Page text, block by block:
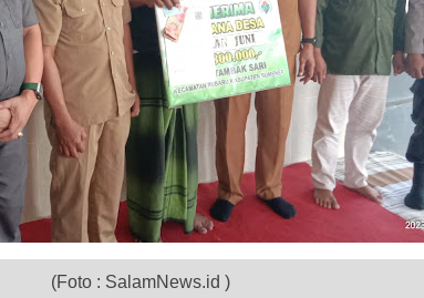
(Foto : SalamNews.id )